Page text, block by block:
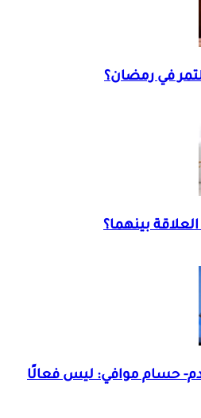
في رمضان؟
العلاقة بينهما؟
حسام موافي: ليس فعالًا